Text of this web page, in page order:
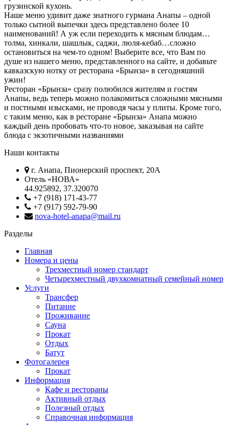
грузинской кухонь.
Наше меню удивит даже знатного гурмана Анапы – одной
только сытной выпечки здесь представлено более 10
наименований! А уж если переходить к мясным блюдам…
толма, хинкали, шашлык, саджи, люля-кебаб…сложно
остановиться на чем-то одном! Выберите все, что Вам по
душе из нашего меню, представленного на сайте, и добавьте
кавказскую нотку от ресторана «Брынза» в сегодняшний
ужин!
Ресторан «Брынза» сразу полюбился жителям и гостям
Анапы, ведь теперь можно полакомиться сложными мясными
и постными изысками, не проводя часы у плиты. Кроме того,
с таким меню, как в ресторане «Брынза» Анапа можно
каждый день пробовать что-то новое, заказывая на сайте
блюда с экзотичными названиями
Наши контакты
г. Анапа, Пионерский проспект, 20А
Отель «НОВА»
44.925892, 37.320070
+7 (918) 171-43-77
+7 (917) 592-79-90
nova-hotel-anapa@mail.ru
Разделы
Главная
Номера и цены
Трехместный номер стандарт
Четырехместный двухкомнатный семейный номер
Услуги
Трансфер
Питание
Проживание
Сауна
Прокат
Отдых
Батут
Фотогалерея
Прокат
Информация
Кафе и рестораны
Активный отдых
Полезный отдых
Справочная информация